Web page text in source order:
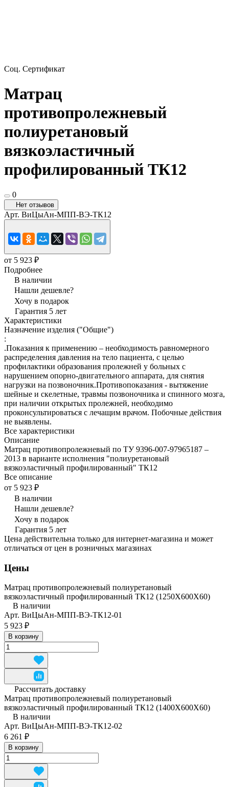
Соц. Сертификат
Матрац
противопролежневый
полиуретановый
вязкоэластичный
профилированный ТК12
0
Нет отзывов
Арт. ВиЦыАн-МПП-ВЭ-ТК12
от 5 923 ₽
Подробнее
В наличии
Нашли дешевле?
Хочу в подарок
Гарантия 5 лет
Характеристики
Назначение изделия ("Общие")
:
.Показания к применению – необходимость равномерного
распределения давления на тело пациента, с целью
профилактики образования пролежней у больных с
нарушением опорно-двигательного аппарата, для снятия
нагрузки на позвоночник.Противопоказания - вытяжение
шейные и скелетные, травмы позвоночника и спинного мозга,
при наличии открытых пролежней, необходимо
проконсультироваться с лечащим врачом. Побочные действия
не выявлены.
Все характеристики
Описание
Матрац противопролежневый по ТУ 9396-007-97965187 –
2013 в варианте исполнения "полиуретановый
вязкоэластичный профилированный" ТК12
Все описание
от 5 923 ₽
В наличии
Нашли дешевле?
Хочу в подарок
Гарантия 5 лет
Цена действительна только для интернет-магазина и может
отличаться от цен в розничных магазинах
Цены
Матрац противопролежневый полиуретановый
вязкоэластичный профилированный ТК12 (1250Х600Х60)
В наличии
Арт. ВиЦыАн-МПП-ВЭ-ТК12-01
5 923 ₽
В корзину
Рассчитать доставку
Матрац противопролежневый полиуретановый
вязкоэластичный профилированный ТК12 (1400Х600Х60)
В наличии
Арт. ВиЦыАн-МПП-ВЭ-ТК12-02
6 261 ₽
В корзину